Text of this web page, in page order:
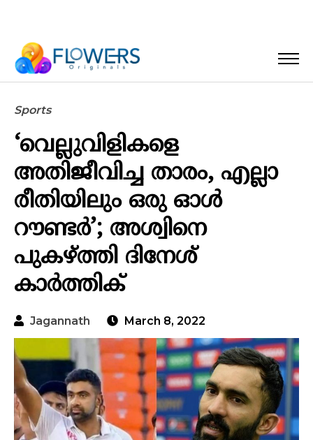
Sports
‘വെല്ലുവിളികളെ
അതിജീവിച്ച താരം, എല്ലാ
രീതിയിലും ഒരു ഓൾ
റൗണ്ടർ’; അശ്വിനെ
പുകഴ്ത്തി ദിനേശ്
കാർത്തിക്
Jagannath March 8, 2022